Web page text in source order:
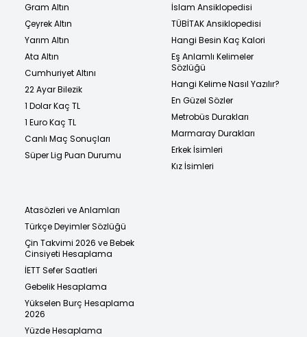
Gram Altın
Çeyrek Altın
Yarım Altın
Ata Altın
Cumhuriyet Altını
22 Ayar Bilezik
1 Dolar Kaç TL
1 Euro Kaç TL
Canlı Maç Sonuçları
Süper Lig Puan Durumu
İslam Ansiklopedisi
TÜBİTAK Ansiklopedisi
Hangi Besin Kaç Kalori
Eş Anlamlı Kelimeler
Sözlüğü
Hangi Kelime Nasıl Yazılır?
En Güzel Sözler
Metrobüs Durakları
Marmaray Durakları
Erkek İsimleri
Kız İsimleri
Atasözleri ve Anlamları
Türkçe Deyimler Sözlüğü
Çin Takvimi 2026 ve Bebek
Cinsiyeti Hesaplama
İETT Sefer Saatleri
Gebelik Hesaplama
Yükselen Burç Hesaplama
2026
Yüzde Hesaplama